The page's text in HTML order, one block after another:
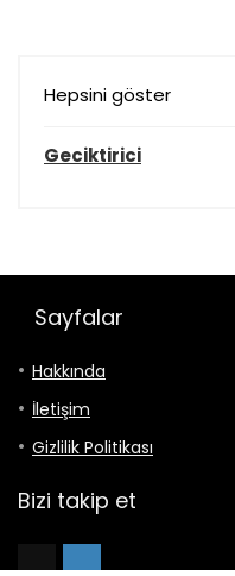
Hepsini göster
Geciktirici
Sayfalar
Hakkında
İletişim
Gizlilik Politikası
Bizi takip et